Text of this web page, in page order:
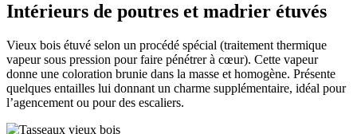
Intérieurs de poutres et madrier étuvés
Vieux bois étuvé selon un procédé spécial (traitement thermique
vapeur sous pression pour faire pénétrer à cœur). Cette vapeur
donne une coloration brunie dans la masse et homogène. Présente
quelques entailles lui donnant un charme supplémentaire, idéal pour
l’agencement ou pour des escaliers.